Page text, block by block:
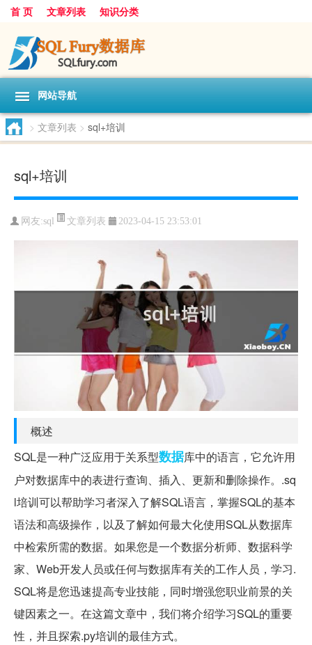
首 页 文章列表 知识分类
网站导航
> 文章列表 > sql+培训
sql+培训
网友:sql 文章列表 2023-04-15 23:53:01
概述
SQL是一种广泛应用于关系型数据库中的语言，它允许用
户对数据库中的表进行查询、插入、更新和删除操作。.sq
l培训可以帮助学习者深入了解SQL语言，掌握SQL的基本
语法和高级操作，以及了解如何最大化使用SQL从数据库
中检索所需的数据。如果您是一个数据分析师、数据科学
家、Web开发人员或任何与数据库有关的工作人员，学习.
SQL将是您迅速提高专业技能，同时增强您职业前景的关
键因素之一。在这篇文章中，我们将介绍学习SQL的重要
性，并且探索.py培训的最佳方式。